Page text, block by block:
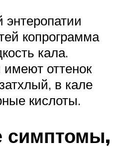
энтеропатии
копрограмма
кала.
оттенок
в кале
кислоты.
симптомы,